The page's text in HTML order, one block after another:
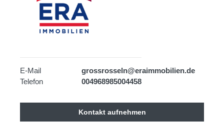
E-Mail
grossrosseln@eraimmobilien.de
Telefon
004968985004458
Kontakt aufnehmen